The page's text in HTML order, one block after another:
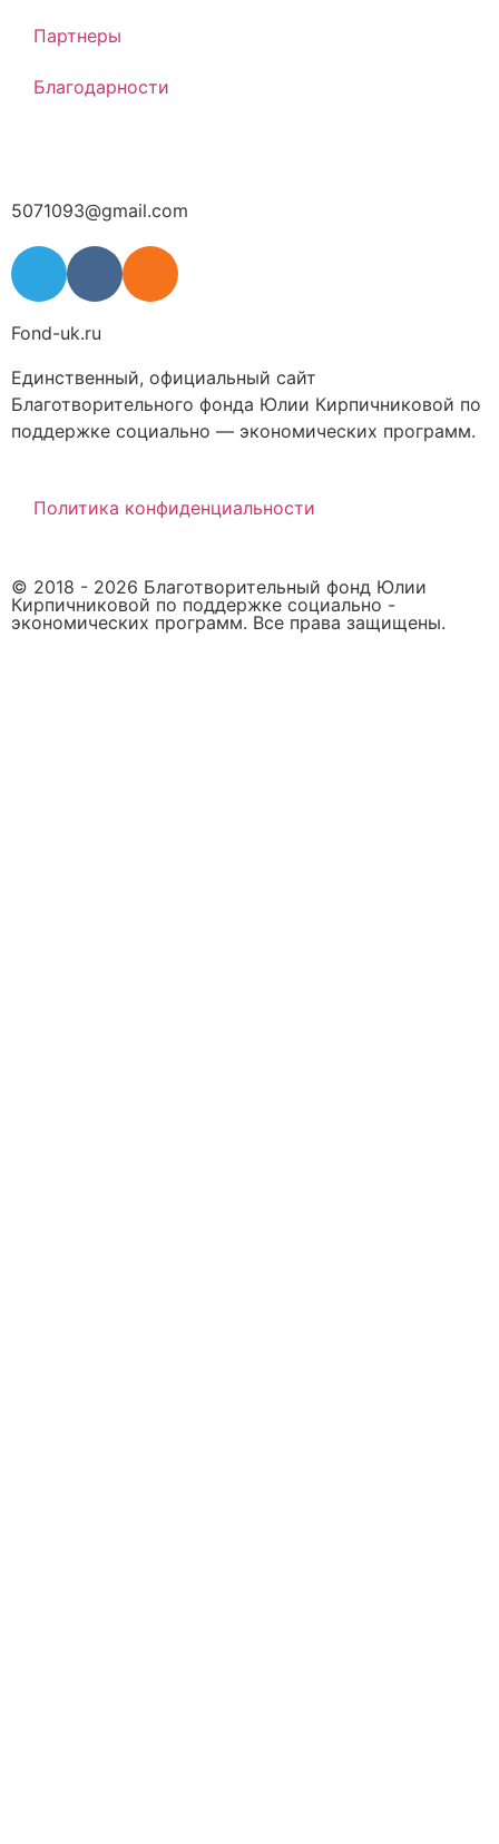
Партнеры
Благодарности
5071093@gmail.com
Fond-uk.ru
Единственный, официальный сайт
Благотворительного фонда Юлии Кирпичниковой по
поддержке социально — экономических программ.
Политика конфиденциальности
© 2018 - 2026 Благотворительный фонд Юлии
Кирпичниковой по поддержке социально -
экономических программ. Все права защищены.